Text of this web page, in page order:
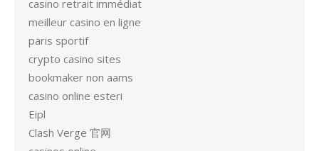
casino retrait immédiat
meilleur casino en ligne
paris sportif
crypto casino sites
bookmaker non aams
casino online esteri
Eipl
Clash Verge 官网